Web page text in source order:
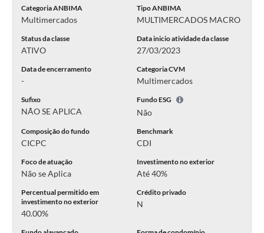
Categoria ANBIMA
Multimercados
Tipo ANBIMA
MULTIMERCADOS MACRO
Status da classe
ATIVO
Data inicio atividade da classe
27/03/2023
Data de encerramento
-
Categoria CVM
Multimercados
Sufixo
NÃO SE APLICA
Fundo ESG
Não
Composição do fundo
CICPC
Benchmark
CDI
Foco de atuação
Não se Aplica
Investimento no exterior
Até 40%
Percentual permitido em
investimento no exterior
40.00%
Crédito privado
N